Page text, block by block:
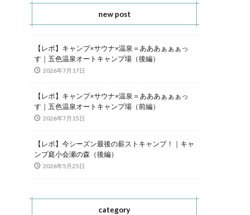
new post
【レポ】キャンプ×サウナ×温泉＝あああぁぁぁっ
す｜五色温泉オートキャンプ場（後編）
2026年7月17日
【レポ】キャンプ×サウナ×温泉＝あああぁぁぁっ
す｜五色温泉オートキャンプ場（前編）
2026年7月15日
【レポ】今シーズン最後の薪ストキャンプ！｜キャ
ンプ庭小会瀬の森（後編）
2026年5月25日
category